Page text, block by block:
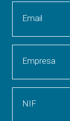
Email
Empresa
NIF